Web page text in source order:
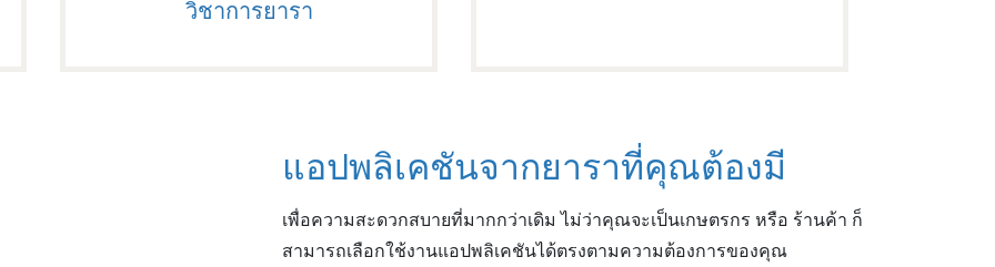
วิชาการยารา
แอปพลิเคชันจากยาราที่คุณต้องมี
เพื่อความสะดวกสบายที่มากกว่าเดิม ไม่ว่าคุณจะเป็นเกษตรกร หรือ ร้านค้า ก็
สามารถเลือกใช้งานแอปพลิเคชันได้ตรงตามความต้องการของคุณ